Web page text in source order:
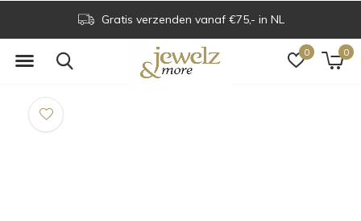
0 0
Gratis verzenden vanaf €75,- in NL